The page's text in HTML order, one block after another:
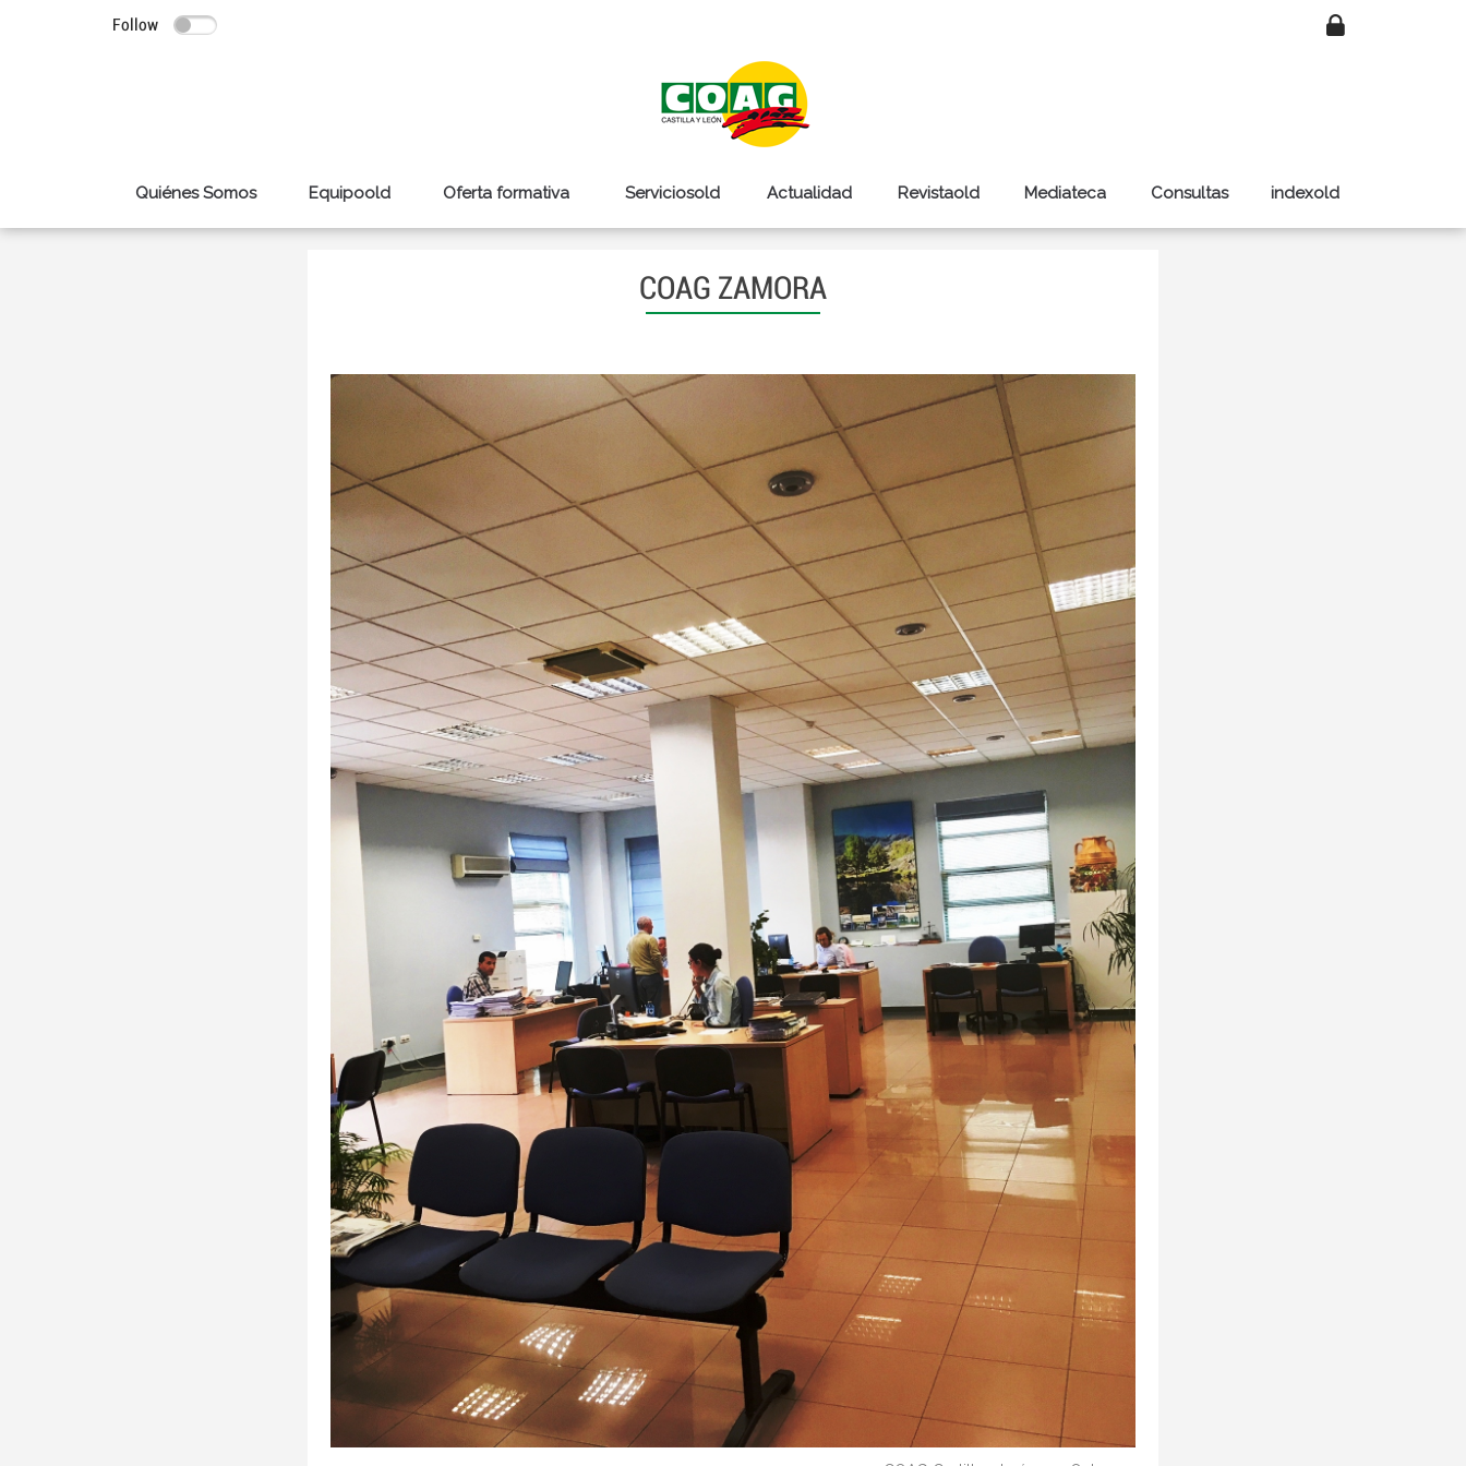
Follow
Quiénes Somos Equipoold Oferta formativa Serviciosold Actualidad Revistaold Mediateca Consultas indexold
COAG ZAMORA